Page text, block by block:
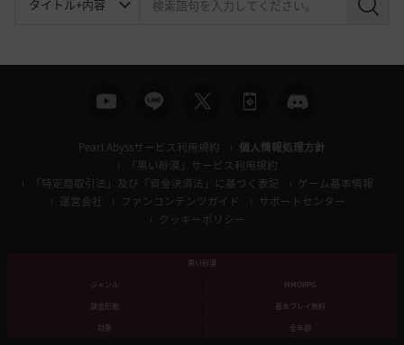
検
Pearl Abyssサービス利用規約
個人情報処理方針
「黒い砂漠」サービス利用規約
「特定商取引法」及び「資金決済法」に基づく表記
ゲーム基本情報
運営会社
ファンコンテンツガイド
サポートセンター
クッキーポリシー
黒い砂漠
ジャンル
MMORPG
課金形態
基本プレイ無料
対象
全年齢